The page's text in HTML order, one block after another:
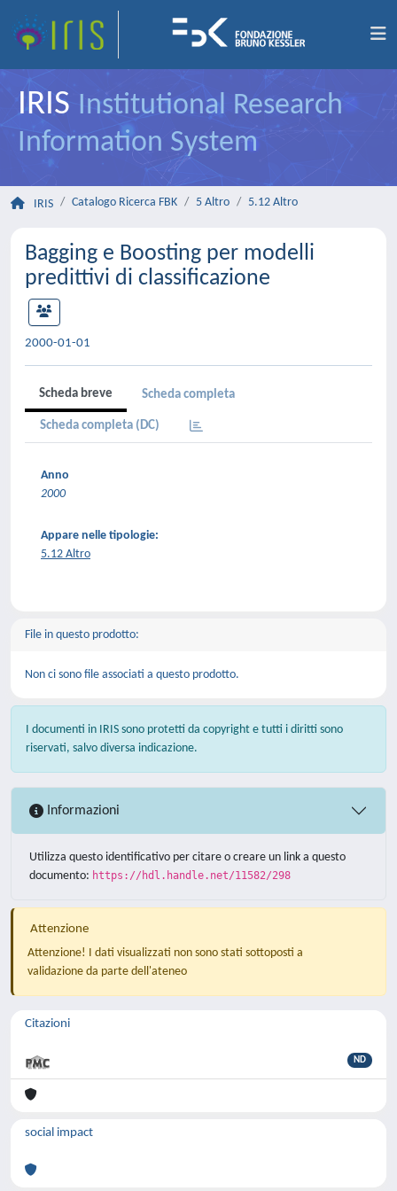
IRIS Institutional Research
Information System
IRIS Catalogo Ricerca FBK 5 Altro 5.12 Altro
Bagging e Boosting per modelli
predittivi di classificazione
2000-01-01
Scheda breve Scheda completa
Scheda completa (DC)
Anno
2000
Appare nelle tipologie:
5.12 Altro
File in questo prodotto:
Non ci sono file associati a questo prodotto.
I documenti in IRIS sono protetti da copyright e tutti i diritti sono
riservati, salvo diversa indicazione.
Informazioni
Utilizza questo identificativo per citare o creare un link a questo
documento: https://hdl.handle.net/11582/298
Attenzione
Attenzione! I dati visualizzati non sono stati sottoposti a
validazione da parte dell'ateneo
Citazioni
ND
social impact